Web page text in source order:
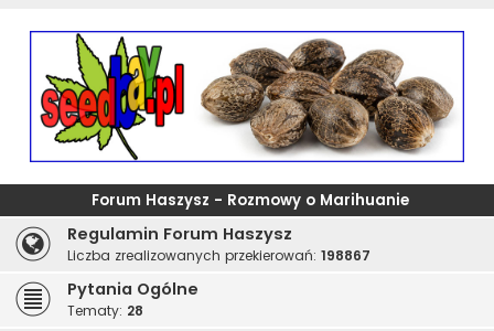
Forum Haszysz - Rozmowy o Marihuanie
Regulamin Forum Haszysz
Liczba zrealizowanych przekierowań: 198867
Pytania Ogólne
Tematy: 28